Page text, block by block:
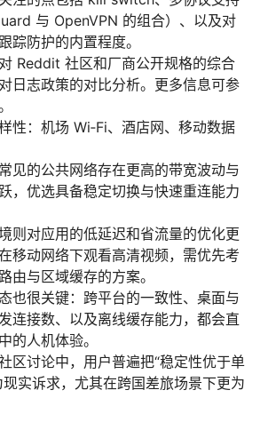
与 OpenVPN 的组合）、以及对
踪防护的内置程度。
Reddit 社区和厂商公开规格的综合
日志政策的对比分析。更多信息可参
性：机场 Wi‑Fi、酒店网、移动数据
见的公共网络存在更高的带宽波动与
，优选具备稳定切换与快速重连能力
则对应用的低延迟和省流量的优化更
移动网络下观看高清视频，需优先考
由与区域缓存的方案。
也很关键：跨平台的一致性、桌面与
连接数、以及离线缓存能力，都会直
的人机体验。
区讨论中，用户普遍把“稳定性优于单
现实诉求，尤其在跨国差旅场景下更为